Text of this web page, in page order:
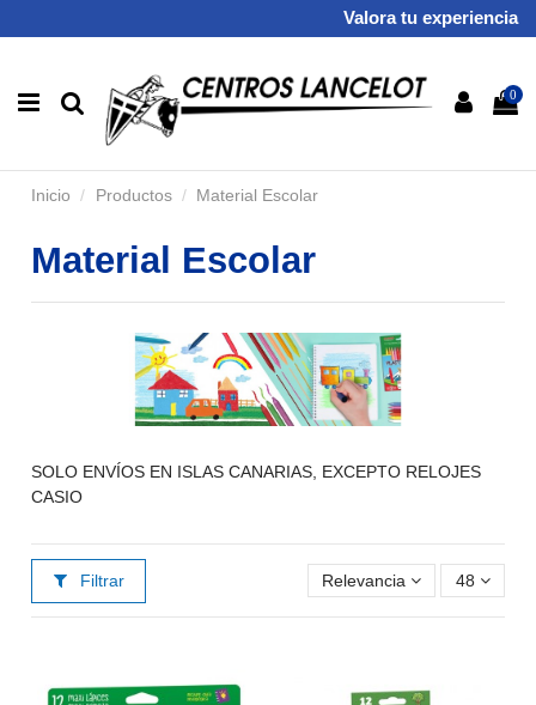
Valora tu experiencia
0
Inicio Productos Material Escolar
Material Escolar
SOLO ENVÍOS EN ISLAS CANARIAS, EXCEPTO RELOJES
CASIO
Filtrar Relevancia 48